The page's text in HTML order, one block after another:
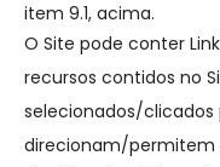
item 9.1, acima.
O Site pode conter
recursos contidos no
selecionados/clicados
direcionam/permitem